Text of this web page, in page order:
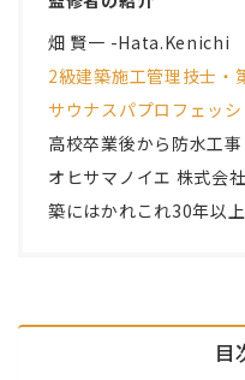
畑 賢一 -Hata.Kenichi
2級建築施工管理技士・
サウナスパプロフェッ
高校卒業後から防水工
オヒサマノイエ 株式会
築にはかれこれ30年以上
目